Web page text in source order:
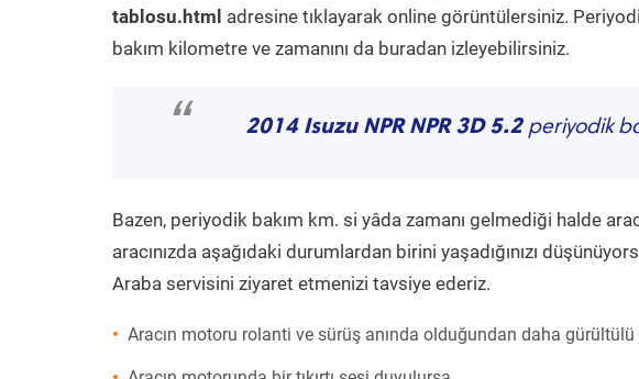
tablosu.html adresine tıklayarak online görüntülersiniz.
bakım kilometre ve zamanını da buradan izleyebilirsiniz.
“ 2014 Isuzu NPR NPR 3D 5.2periyodik
Bazen, periyodik bakım km. si yâda zamanı gelmediği halde
aracınızda aşağıdaki durumlardan birini yaşadığınızı
Araba servisini ziyaret etmenizi tavsiye ederiz.
Aracın motoru rolanti ve sürüş anında olduğundan daha gürültülü